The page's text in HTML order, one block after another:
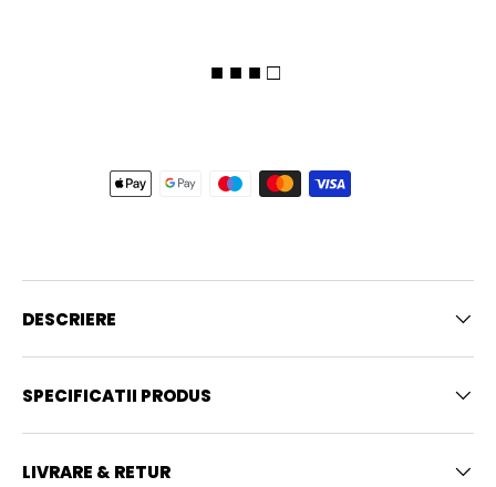
■ ■ ■ □
DESCRIERE
SPECIFICATII PRODUS
LIVRARE & RETUR